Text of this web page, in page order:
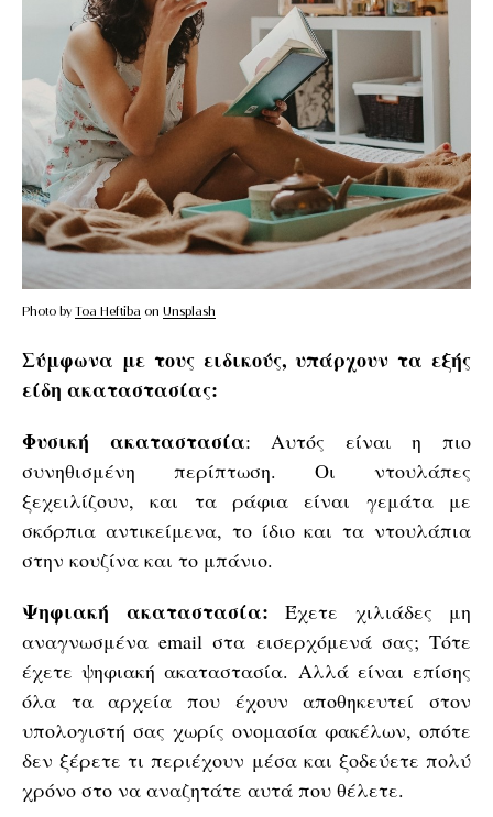
Photo by Toa Heftiba on Unsplash
Σύμφωνα με τους ειδικούς, υπάρχουν τα εξής
είδη ακαταστασίας:
Φυσική ακαταστασία: Αυτός είναι η πιο
συνηθισμένη περίπτωση. Οι ντουλάπες
ξεχειλίζουν, και τα ράφια είναι γεμάτα με
σκόρπια αντικείμενα, το ίδιο και τα ντουλάπια
στην κουζίνα και το μπάνιο.
Ψηφιακή ακαταστασία: Έχετε χιλιάδες μη
αναγνωσμένα email στα εισερχόμενά σας; Τότε
έχετε ψηφιακή ακαταστασία. Αλλά είναι επίσης
όλα τα αρχεία που έχουν αποθηκευτεί στον
υπολογιστή σας χωρίς ονομασία φακέλων, οπότε
δεν ξέρετε τι περιέχουν μέσα και ξοδεύετε πολύ
χρόνο στο να αναζητάτε αυτά που θέλετε.